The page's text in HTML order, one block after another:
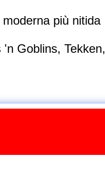
più nitida
Goblins, Tekken,